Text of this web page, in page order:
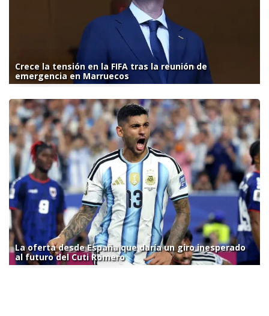
Crece la tensión en la FIFA tras la reunión de
emergencia en Marruecos
La oferta desde España que daría un giro inesperado
al futuro del Cuti Romero